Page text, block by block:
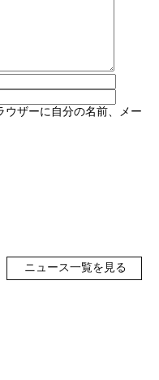
ウザーに自分の名前、メー
ニュース一覧を見る